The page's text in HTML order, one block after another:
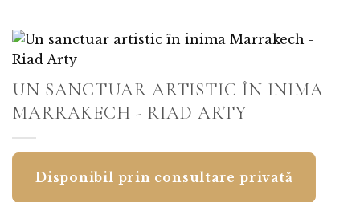
UN SANCTUAR ARTISTIC ÎN INIMA
MARRAKECH - RIAD ARTY
Disponibil prin consultare privată